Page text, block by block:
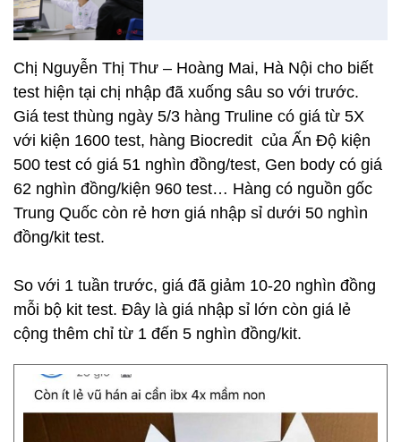
Chị Nguyễn Thị Thư – Hoàng Mai, Hà Nội cho biết
test hiện tại chị nhập đã xuống sâu so với trước.
Giá test thùng ngày 5/3 hàng Truline có giá từ 5X
với kiện 1600 test, hàng Biocredit của Ấn Độ kiện
500 test có giá 51 nghìn đồng/test, Gen body có giá
62 nghìn đồng/kiện 960 test… Hàng có nguồn gốc
Trung Quốc còn rẻ hơn giá nhập sỉ dưới 50 nghìn
đồng/kit test.
So với 1 tuần trước, giá đã giảm 10-20 nghìn đồng
mỗi bộ kit test. Đây là giá nhập sỉ lớn còn giá lẻ
cộng thêm chỉ từ 1 đến 5 nghìn đồng/kit.